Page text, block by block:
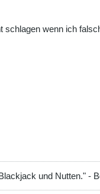
schlagen wenn ich
und Nutten." -